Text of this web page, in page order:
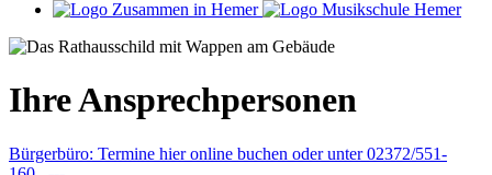
Ihre Ansprechpersonen
Bürgerbüro: Termine hier online buchen oder unter 02372/551-